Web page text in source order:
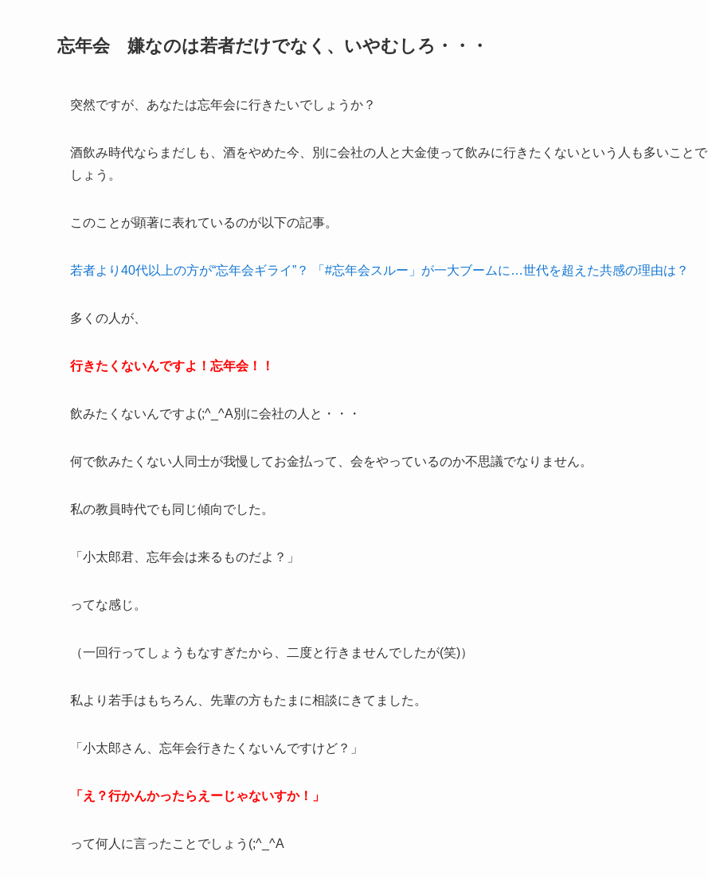
忘年会 嫌なのは若者だけでなく、いやむしろ・・・
突然ですが、あなたは忘年会に行きたいでしょうか？
酒飲み時代ならまだしも、酒をやめた今、別に会社の人と大金使って飲みに行きたくないという人も多いことで
しょう。
このことが顕著に表れているのが以下の記事。
若者より40代以上の方が“忘年会ギライ”？ 「#忘年会スルー」が一大ブームに…世代を超えた共感の理由は？
多くの人が、
行きたくないんですよ！忘年会！！
飲みたくないんですよ(;^_^A別に会社の人と・・・
何で飲みたくない人同士が我慢してお金払って、会をやっているのか不思議でなりません。
私の教員時代でも同じ傾向でした。
「小太郎君、忘年会は来るものだよ？」
ってな感じ。
（一回行ってしょうもなすぎたから、二度と行きませんでしたが(笑)）
私より若手はもちろん、先輩の方もたまに相談にきてました。
「小太郎さん、忘年会行きたくないんですけど？」
「え？行かんかったらえーじゃないすか！」
って何人に言ったことでしょう(;^_^A